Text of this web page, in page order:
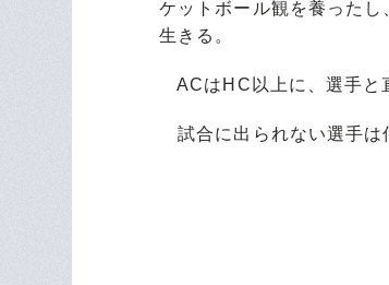
ケットボール観を養った
生きる。
ACはHC以上に、選手と
試合に出られない選手は